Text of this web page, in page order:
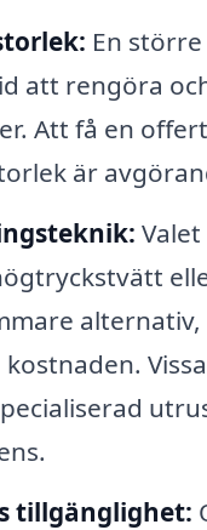
En
att rengöra
Att få en
är
alternativ,
tillgänglighet: